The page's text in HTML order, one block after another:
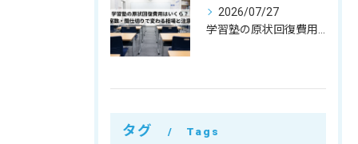
2026/07/27
タグ Tags